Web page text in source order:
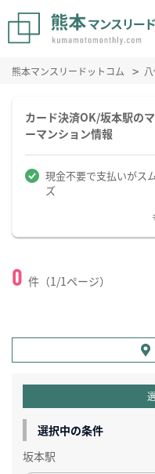
熊本マンスリードットコム
カード決済OK/坂本駅の
ーマンション情報
現金不要で支払いがス
ズ
0 件（1/1ページ）
選択中の条件
坂本駅